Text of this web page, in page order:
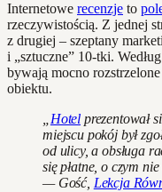
Internetowe recenzje to
rzeczywistością. Z jednej
z drugiej – szeptany
i „sztuczne” 10-tki. Według
bywają mocno
obiektu.
Hotel prezentował
miejscu pokój był
od ulicy, a obsługa
się płatne, o czym
— Gość, Lekcja